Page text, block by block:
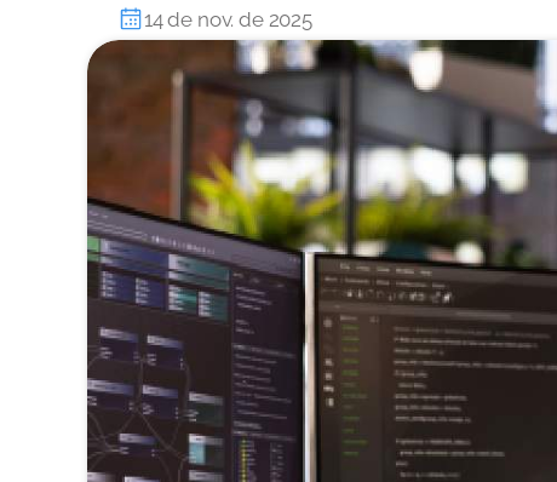
14 de nov. de 2025